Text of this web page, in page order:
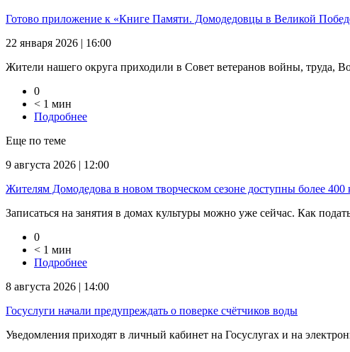
Готово приложение к «Книге Памяти. Домодедовцы в Великой
22 января 2026 | 16:00
Жители нашего округа приходили в Совет ветеранов войны, труда,
0
< 1 мин
Подробнее
Еще по теме
9 августа 2026 | 12:00
Жителям Домодедова в новом творческом сезоне доступны более 400
Записаться на занятия в домах культуры можно уже сейчас. Как
0
< 1 мин
Подробнее
8 августа 2026 | 14:00
Госуслуги начали предупреждать о поверке счётчиков воды
Уведомления приходят в личный кабинет на Госуслугах и на